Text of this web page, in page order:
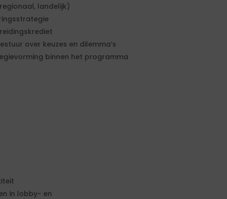
landelijk)
over keuzes en dilemma’s
binnen het programma
in lobby- en